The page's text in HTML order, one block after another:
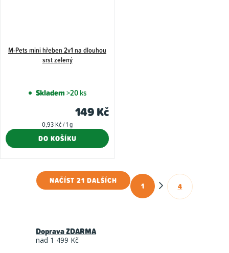
M-Pets mini hřeben 2v1 na dlouhou
srst zelený
Skladem>20 ks
149 Kč
Měrná
0,93 Kč / 1 g
DO KOŠÍKU
O
NAČÍST 21 DALŠÍCH
S
1 4
Doprava ZDARMA
nad 1 499 Kč